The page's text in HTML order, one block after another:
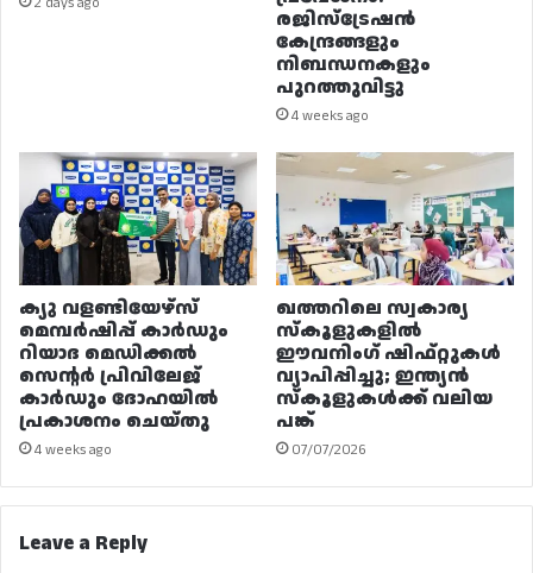
രജിസ്ട്രേഷൻ
കേന്ദ്രങ്ങളും
നിബന്ധനകളും
പുറത്തുവിട്ടു
4 weeks ago
ക്യു വളണ്ടിയേഴ്‌സ്
മെമ്പർഷിപ്പ് കാർഡും
റിയാദ മെഡിക്കൽ
സെന്റർ പ്രിവിലേജ്
കാർഡും ദോഹയിൽ
പ്രകാശനം ചെയ്തു
4 weeks ago
ഖത്തറിലെ സ്വകാര്യ
സ്കൂളുകളിൽ
ഈവനിംഗ് ഷിഫ്റ്റുകൾ
വ്യാപിപ്പിച്ചു; ഇന്ത്യൻ
സ്കൂളുകൾക്ക് വലിയ
പങ്ക്
07/07/2026
Leave a Reply